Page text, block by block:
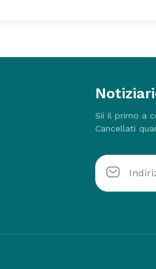
Sii il primo a
Cancellati